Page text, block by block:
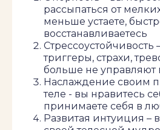
рассыпаться от
меньше устаете,
восстанавливаетесь
триггеры, страхи,
больше не управляют
Наслаждение своим
теле - вы нравитесь
принимаете себя в
Развитая интуиция –